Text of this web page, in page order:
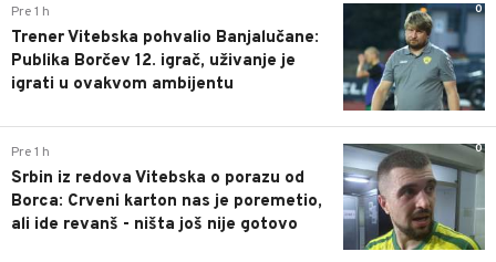
0
Pre 1 h
Trener Vitebska pohvalio Banjalučane:
Publika Borčev 12. igrač, uživanje je
igrati u ovakvom ambijentu
0
Pre 1 h
Srbin iz redova Vitebska o porazu od
Borca: Crveni karton nas je poremetio,
ali ide revanš - ništa još nije gotovo